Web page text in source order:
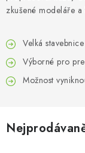
DOPLŇKY K
BARVY A
PUBLIKACE
DÁRKOVÉ
zkušené modeláře a
Velká
Výborné pro
Možnost